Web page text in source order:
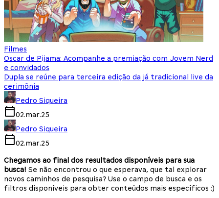
Filmes
Oscar de Pijama: Acompanhe a premiação com Jovem Nerd
e convidados
Dupla se reúne para terceira edição da já tradicional live da
cerimônia
Pedro Siqueira
02.mar.25
Pedro Siqueira
02.mar.25
Chegamos ao final dos resultados disponíveis para sua
busca! Se não encontrou o que esperava, que tal explorar
novos caminhos de pesquisa? Use o campo de busca e os
filtros disponíveis para obter conteúdos mais específicos :)